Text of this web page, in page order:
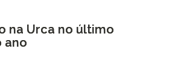
na Urca no último
ano